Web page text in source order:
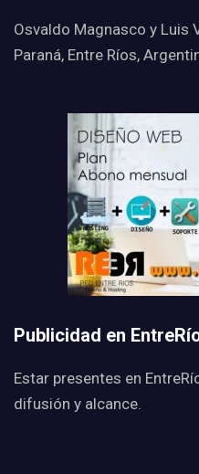
Osvaldo Magnasco y Luis
Paraná, Entre Ríos,
Publicidad en
Estar presentes en
difusión y alcance.